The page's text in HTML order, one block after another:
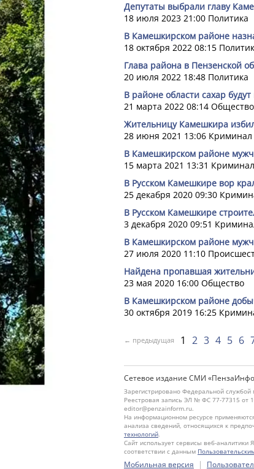
Депутаты выбрали главу
18 июля 2023 21:00 Политика
В Камешкирском районе
18 октября 2022 08:15
Глава района в Пензенской
20 июля 2022 18:48 Политика
В районе области сахар
21 марта 2022 08:14 Общество
Жительницу Камешкира
28 июня 2021 13:06 Криминал
В Камешкирском районе
15 марта 2021 13:31 Криминал
В Русском Камешкире вор
25 декабря 2020 09:30
В Русском Камешкире
3 декабря 2020 09:51
В Камешкирском районе
27 июля 2020 11:10
Найдена пропавшая
23 мая 2020 16:00 Общество
В Камешкирском районе
30 октября 2019 16:25
← предыдущая 1 2 3 4 5 6
Сетевое издание СМИ
Зарегистрировано Федеральной
Реестровая запись ЭЛ № ФС 77-77315 от
editor@penzainform.ru.
На информационном ресурсе
анализа сведений, относящихся к
технологий.
Сайт использует сервисы веб-
соответствии с данным
Мобильная версия |